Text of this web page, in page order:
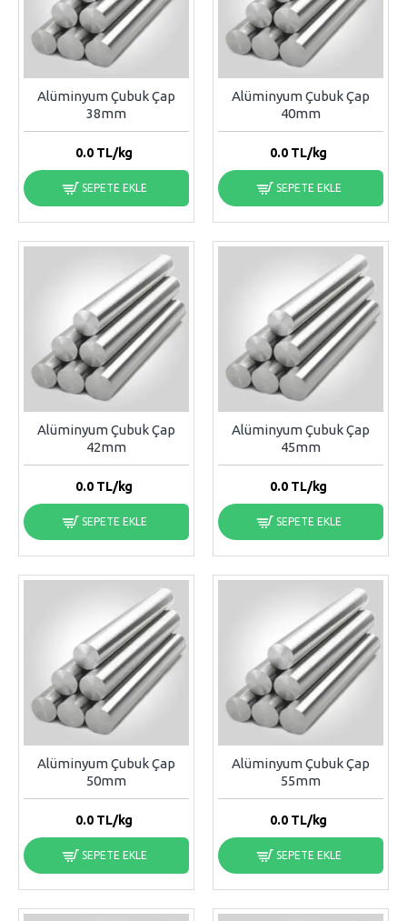
Alüminyum Çubuk Çap
38mm
0.0TL/kg
SEPETE EKLE
Alüminyum Çubuk Çap
40mm
0.0TL/kg
SEPETE EKLE
Alüminyum Çubuk Çap
42mm
0.0TL/kg
SEPETE EKLE
Alüminyum Çubuk Çap
45mm
0.0TL/kg
SEPETE EKLE
Alüminyum Çubuk Çap
50mm
0.0TL/kg
SEPETE EKLE
Alüminyum Çubuk Çap
55mm
0.0TL/kg
SEPETE EKLE